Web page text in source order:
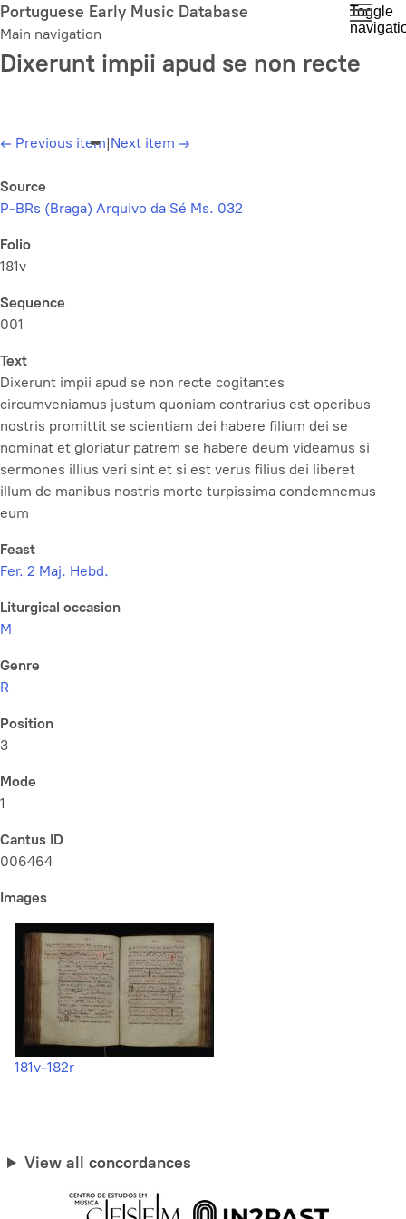
Skip
to
main
content
Portuguese Early Music Database
Main navigation
Toggle
Dixerunt impii apud se non recte
← Previous item|Next item →
Source
P-BRs (Braga) Arquivo da Sé Ms. 032
Folio
181v
Sequence
001
Text
Dixerunt impii apud se non recte cogitantes
circumveniamus justum quoniam contrarius est operibus
nostris promittit se scientiam dei habere filium dei se
nominat et gloriatur patrem se habere deum videamus si
sermones illius veri sint et si est verus filius dei liberet
illum de manibus nostris morte turpissima condemnemus
eum
Feast
Fer. 2 Maj. Hebd.
Liturgical occasion
M
Genre
R
Position
3
Mode
1
Cantus ID
006464
Images
181v-182r
View all concordances